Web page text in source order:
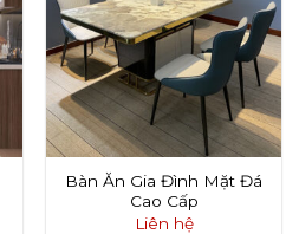
Bàn Ăn Gia Đình Mặt Đá
Cao Cấp
Liên hệ